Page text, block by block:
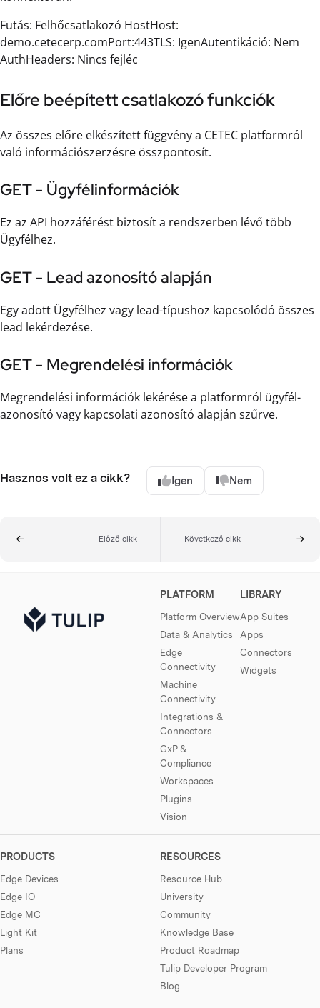
Futás: Felhőcsatlakozó HostHost:
demo.cetecerp.comPort:443TLS: IgenAutentikáció: Nem
AuthHeaders: Nincs fejléc
Előre beépített csatlakozó funkciók
Az összes előre elkészített függvény a CETEC platformról
való információszerzésre összpontosít.
GET - Ügyfélinformációk
Ez az API hozzáférést biztosít a rendszerben lévő több
Ügyfélhez.
GET - Lead azonosító alapján
Egy adott Ügyfélhez vagy lead-típushoz kapcsolódó összes
lead lekérdezése.
GET - Megrendelési információk
Megrendelési információk lekérése a platformról ügyfél-
azonosító vagy kapcsolati azonosító alapján szűrve.
Hasznos volt ez a cikk? Igen Nem
Előző cikk Következő cikk
PLATFORM
Platform Overview
Data & Analytics
Edge
Connectivity
Machine
Connectivity
Integrations &
Connectors
GxP &
Compliance
Workspaces
Plugins
Vision
LIBRARY
App Suites
Apps
Connectors
Widgets
PRODUCTS
Edge Devices
Edge IO
Edge MC
Light Kit
Plans
RESOURCES
Resource Hub
University
Community
Knowledge Base
Product Roadmap
Tulip Developer Program
Blog